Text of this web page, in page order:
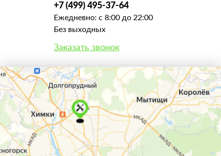
+7 (499) 495-37-64
Ежедневно: с 8:00 до 22:00
Без выходных
Заказать звонок